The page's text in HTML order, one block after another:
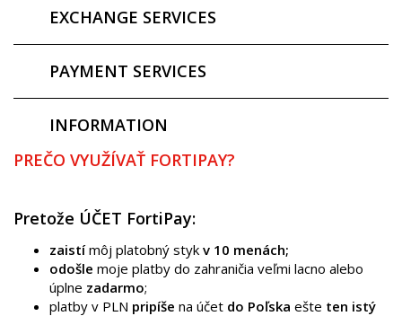
EXCHANGE SERVICES
PAYMENT SERVICES
INFORMATION
PREČO VYUŽÍVAŤ FORTIPAY?
Pretože ÚČET FortiPay:
zaistímôj platobný styk v 10 menách;
odošle moje platby do zahraničia veľmi lacno alebo
úplne zadarmo;
platby v PLN pripíše na účet do Poľska ešte ten istý